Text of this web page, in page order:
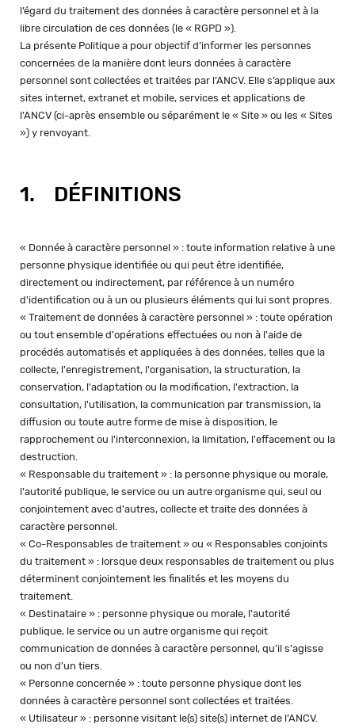
l’égard du traitement des données à caractère personnel et à la
libre circulation de ces données (le « RGPD »).
La présente Politique a pour objectif d’informer les personnes
concernées de la manière dont leurs données à caractère
personnel sont collectées et traitées par l’ANCV. Elle s’applique aux
sites internet, extranet et mobile, services et applications de
l’ANCV (ci-après ensemble ou séparément le « Site » ou les « Sites
») y renvoyant.
1. DÉFINITIONS
« Donnée à caractère personnel » : toute information relative à une
personne physique identifiée ou qui peut être identifiée,
directement ou indirectement, par référence à un numéro
d'identification ou à un ou plusieurs éléments qui lui sont propres.
« Traitement de données à caractère personnel » : toute opération
ou tout ensemble d'opérations effectuées ou non à l'aide de
procédés automatisés et appliquées à des données, telles que la
collecte, l'enregistrement, l'organisation, la structuration, la
conservation, l'adaptation ou la modification, l'extraction, la
consultation, l'utilisation, la communication par transmission, la
diffusion ou toute autre forme de mise à disposition, le
rapprochement ou l'interconnexion, la limitation, l'effacement ou la
destruction.
« Responsable du traitement » : la personne physique ou morale,
l'autorité publique, le service ou un autre organisme qui, seul ou
conjointement avec d'autres, collecte et traite des données à
caractère personnel.
« Co-Responsables de traitement » ou « Responsables conjoints
du traitement » : lorsque deux responsables de traitement ou plus
déterminent conjointement les finalités et les moyens du
traitement.
« Destinataire » : personne physique ou morale, l'autorité
publique, le service ou un autre organisme qui reçoit
communication de données à caractère personnel, qu’il s'agisse
ou non d'un tiers.
« Personne concernée » : toute personne physique dont les
données à caractère personnel sont collectées et traitées.
« Utilisateur » : personne visitant le(s) site(s) internet de l’ANCV.